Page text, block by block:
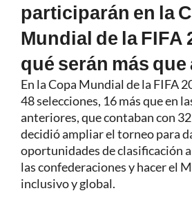
participarán en la
Mundial de la FIFA
qué serán más que
En la Copa Mundial de la FIFA
48 selecciones, 16 más que en
anteriores, que contaban con
decidió ampliar el torneo para
oportunidades de clasificación
las confederaciones y hacer el
inclusivo y global.